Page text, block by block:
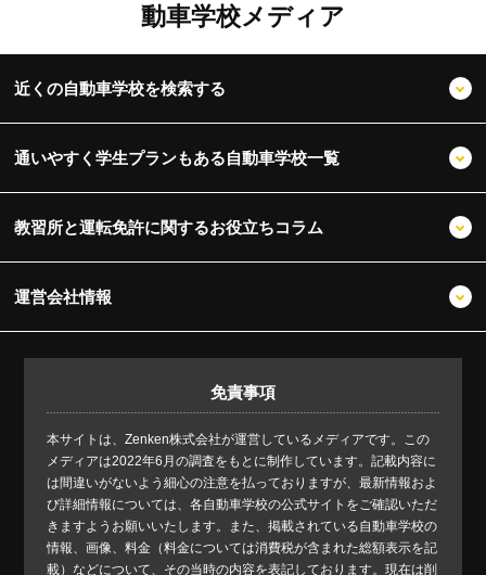
動車学校メディア
近くの自動車学校を検索する
通いやすく学生プランもある自動車学校一覧
教習所と運転免許に関するお役立ちコラム
運営会社情報
免責事項
本サイトは、Zenken株式会社が運営しているメディアです。この
メディアは2022年6月の調査をもとに制作しています。記載内容に
は間違いがないよう細心の注意を払っておりますが、最新情報およ
び詳細情報については、各自動車学校の公式サイトをご確認いただ
きますようお願いいたします。また、掲載されている自動車学校の
情報、画像、料金（料金については消費税が含まれた総額表示を記
載）などについて、その当時の内容を表記しております。現在は削